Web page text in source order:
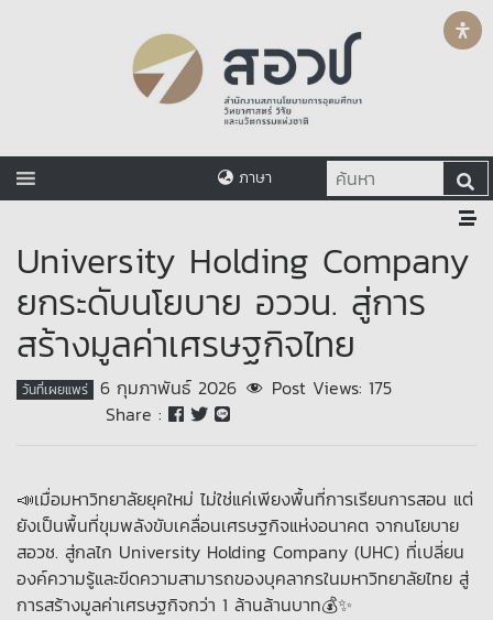
ภาษา
University Holding Company
ยกระดับนโยบาย อววน. สู่การ
สร้างมูลค่าเศรษฐกิจไทย
วันที่เผยแพร่ 6 กุมภาพันธ์ 2026 Post Views: 175
Share :
📣เมื่อมหาวิทยาลัยยุคใหม่ ไม่ใช่แค่เพียงพื้นที่การเรียนการสอน แต่
ยังเป็นพื้นที่ขุมพลังขับเคลื่อนเศรษฐกิจแห่งอนาคต จากนโยบาย
สอวช. สู่กลไก University Holding Company (UHC) ที่เปลี่ยน
องค์ความรู้และขีดความสามารถของบุคลากรในมหาวิทยาลัยไทย สู่
การสร้างมูลค่าเศรษฐกิจกว่า 1 ล้านล้านบาท💰✨